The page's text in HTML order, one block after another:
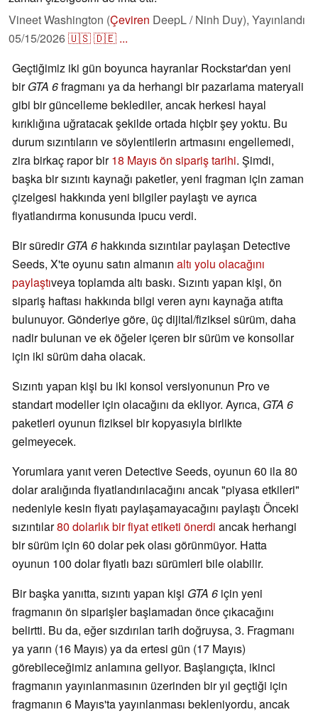
Vineet Washington (Çeviren DeepL / Ninh Duy), Yayınlandı
05/15/2026🇺🇸🇩🇪 ...
Geçtiğimiz iki gün boyunca hayranlar Rockstar'dan yeni
birGTA 6fragmanı ya da herhangi bir pazarlama materyali
gibi bir güncelleme beklediler, ancak herkesi hayal
kırıklığına uğratacak şekilde ortada hiçbir şey yoktu. Bu
durum sızıntıların ve söylentilerin artmasını engellemedi,
zira birkaç rapor bir18 Mayıs ön sipariş tarihi. Şimdi,
başka bir sızıntı kaynağı paketler, yeni fragman için zaman
çizelgesi hakkında yeni bilgiler paylaştı ve ayrıca
fiyatlandırma konusunda ipucu verdi.
Bir süredirGTA 6 hakkında sızıntılar paylaşan Detective
Seeds, X'te oyunu satın almanın altı yolu olacağını
paylaştıveya toplamda altı baskı. Sızıntı yapan kişi, ön
sipariş haftası hakkında bilgi veren aynı kaynağa atıfta
bulunuyor. Gönderiye göre, üç dijital/fiziksel sürüm, daha
nadir bulunan ve ek öğeler içeren bir sürüm ve konsollar
için iki sürüm daha olacak.
Sızıntı yapan kişi bu iki konsol versiyonunun Pro ve
standart modeller için olacağını da ekliyor. Ayrıca, GTA 6
paketleri oyunun fiziksel bir kopyasıyla birlikte
gelmeyecek.
Yorumlara yanıt veren Detective Seeds, oyunun 60 ila 80
dolar aralığında fiyatlandırılacağını ancak "piyasa etkileri"
nedeniyle kesin fiyatı paylaşamayacağını paylaştı Önceki
sızıntılar80 dolarlık bir fiyat etiketi önerdi ancak herhangi
bir sürüm için 60 dolar pek olası görünmüyor. Hatta
oyunun 100 dolar fiyatlı bazı sürümleri bile olabilir.
Bir başka yanıtta, sızıntı yapan kişi GTA 6 için yeni
fragmanın ön siparişler başlamadan önce çıkacağını
belirtti. Bu da, eğer sızdırılan tarih doğruysa, 3. Fragmanı
ya yarın (16 Mayıs) ya da ertesi gün (17 Mayıs)
görebileceğimiz anlamına geliyor. Başlangıçta, ikinci
fragmanın yayınlanmasının üzerinden bir yıl geçtiği için
fragmanın 6 Mayıs'ta yayınlanması bekleniyordu, ancak